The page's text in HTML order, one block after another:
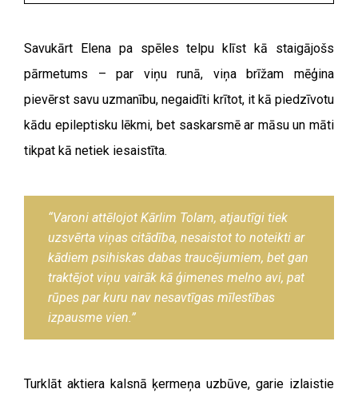
Savukārt Elena pa spēles telpu klīst kā staigājošs
pārmetums – par viņu runā, viņa brīžam mēģina
pievērst savu uzmanību, negaidīti krītot, it kā piedzīvotu
kādu epileptisku lēkmi, bet saskarsmē ar māsu un māti
tikpat kā netiek iesaistīta.
“Varoni attēlojot Kārlim Tolam, atjautīgi tiek
uzsvērta viņas citādība, nesaistot to noteikti ar
kādiem psihiskas dabas traucējumiem, bet gan
traktējot viņu vairāk kā ģimenes melno avi, pat
rūpes par kuru nav nesavtīgas mīlestības
izpausme vien.”
Turklāt aktiera kalsnā ķermeņa uzbūve, garie izlaistie